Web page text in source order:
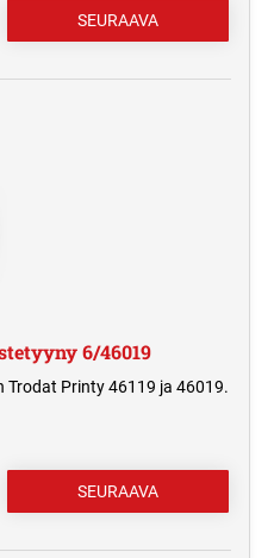
6/46019
Printy 46119 ja 46019.